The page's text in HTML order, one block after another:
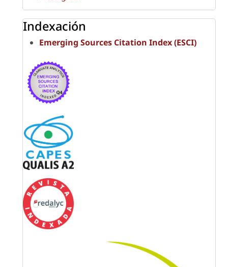
Indexación
Emerging Sources Citation Index (ESCI)